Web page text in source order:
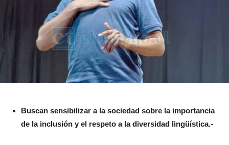
Buscan sensibilizar a la sociedad sobre la importancia
de la inclusión y el respeto a la diversidad lingüística.-